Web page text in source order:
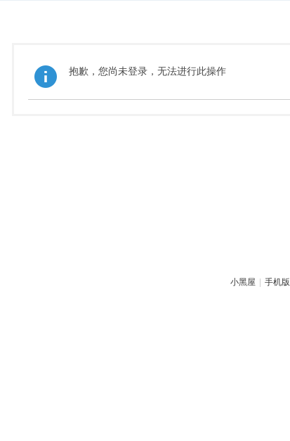
抱歉，您尚未登录，无法进行此操作
小黑屋 手机版